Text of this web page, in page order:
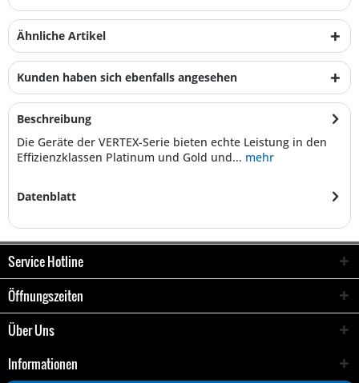
Ähnliche Artikel
Kunden haben sich ebenfalls angesehen
Beschreibung
Die Geräte der VERTEX-Serie bieten echte Leistung in den
Effizienzklassen Platinum und Gold und... mehr
Datenblatt
Service Hotline
Öffnungszeiten
Über Uns
Informationen